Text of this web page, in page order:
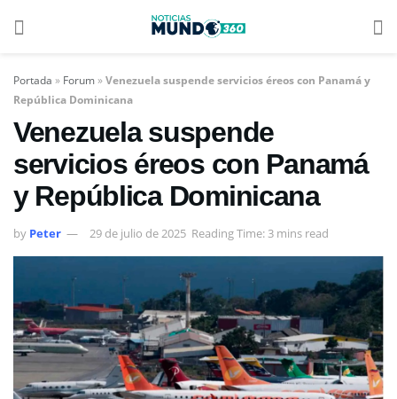
Portada » Forum»Venezuela suspende servicios éreos con Panamá y
República Dominicana
Venezuela suspende
servicios éreos con Panamá
y República Dominicana
by Peter 29 de julio de 2025 Reading Time: 3 mins read